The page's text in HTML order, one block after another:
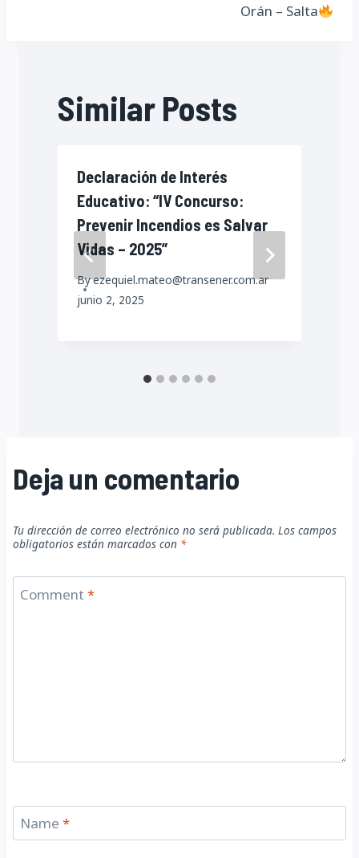
Orán – Salta
Similar Posts
Declaración de Interés
Educativo: “IV Concurso:
Prevenir Incendios es Salvar
Vidas – 2025”
Byezequiel.mateo@transener.com.ar
junio 2, 2025
Deja un comentario
Tu dirección de correo electrónico no será publicada. Los campos
obligatorios están marcados con *
Comment *
Name *